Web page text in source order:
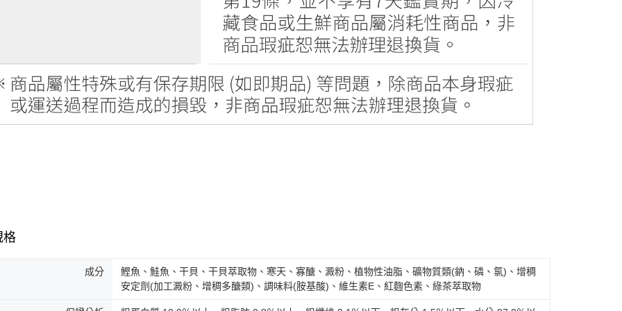
格
成分
鰹魚、鮭魚、干貝、干貝萃取物、寒天、寡醣、澱粉、植物性油脂、礦物質類(鈉、磷、氯)、增稠
安定劑(加工澱粉、增稠多醣類)、調味料(胺基酸)、維生素E、紅麴色素、綠茶萃取物